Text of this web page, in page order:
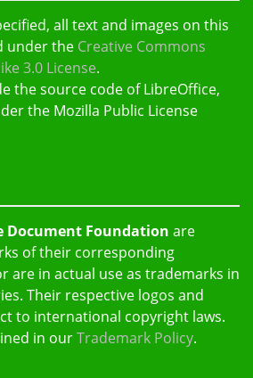
all text and images on this
under the Creative Commons
3.0 License.
the source code of LibreOffice,
the Mozilla Public License
Document Foundation are
of their corresponding
are in actual use as trademarks in
Their respective logos and
to international copyright laws.
in ourTrademark Policy.